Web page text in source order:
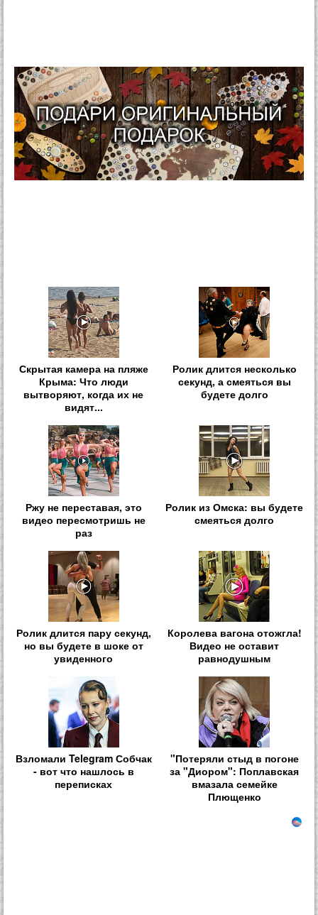
Скрытая камера на пляже
Крыма: Что люди
вытворяют, когда их не
видят...
Ролик длится несколько
секунд, а смеяться вы
будете долго
Ржу не переставая, это
видео пересмотришь не
раз
Ролик из Омска: вы будете
смеяться долго
Ролик длится пару секунд,
но вы будете в шоке от
увиденного
Королева вагона отожгла!
Видео не оставит
равнодушным
Взломали Telegram Собчак
- вот что нашлось в
переписках
"Потеряли стыд в погоне
за "Диором": Поплавская
вмазала семейке
Плющенко